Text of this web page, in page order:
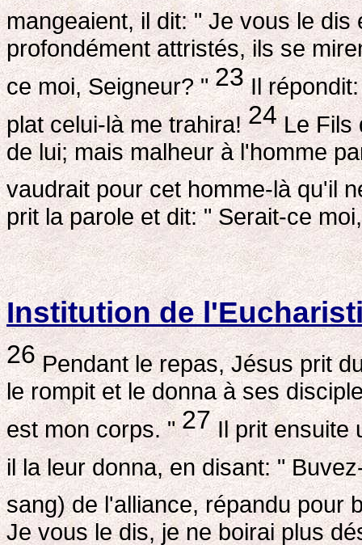
mangeaient, il dit: " Je vous le
profondément attristés, ils se
ce moi, Seigneur? "23Il répondit:
plat celui-là me trahira!24Le Fils
de lui; mais malheur à l'homme
vaudrait pour cet homme-là qu'il
prit la parole et dit: " Serait-ce
Institution de
26Pendant le repas, Jésus prit
le rompit et le donna à ses
est mon corps. "27Il prit ensuite
il la leur donna, en disant: "
sang) de l'alliance, répandu pour
Je vous le dis, je ne boirai plus